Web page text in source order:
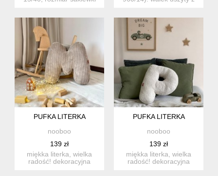
PUFKA LITERKA
nooboo
139 zł
miękka literka, wielka
radość! dekoracyjna
PUFKA LITERKA
nooboo
139 zł
miękka literka, wielka
radość! dekoracyjna